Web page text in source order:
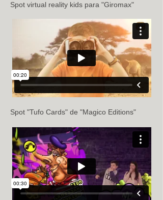
Spot virtual reality kids para "Giromax"
Spot "Tufo Cards" de "Magico Editions"